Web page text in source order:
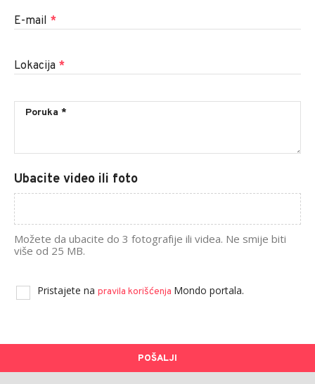
E-mail *
Lokacija *
Ubacite video ili foto
Možete da ubacite do 3 fotografije ili videa. Ne smije biti
više od 25 MB.
Pristajete na pravila korišćenja Mondo portala.
POŠALJI